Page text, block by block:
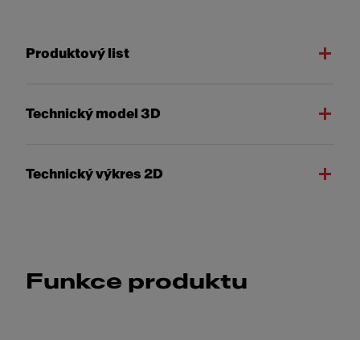
Produktový list
Technický model 3D
Technický výkres 2D
Funkce produktu